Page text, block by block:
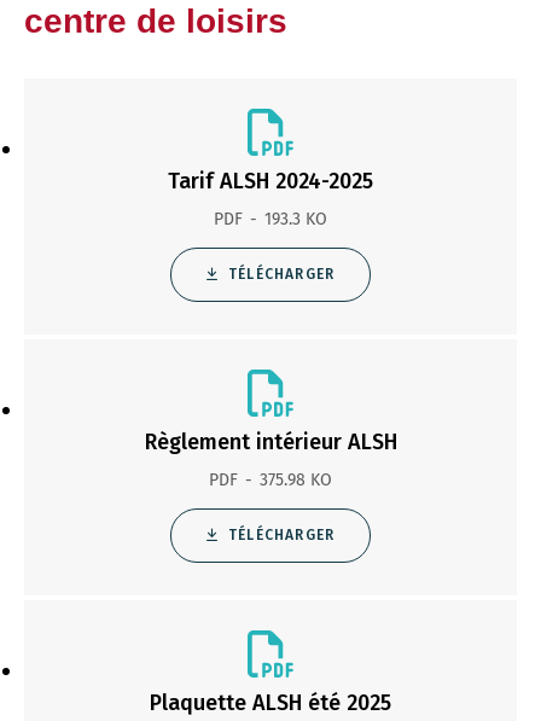
centre de loisirs
Tarif ALSH 2024-2025
PDF 193.3 KO
TÉLÉCHARGER
Règlement intérieur ALSH
PDF 375.98 KO
TÉLÉCHARGER
Plaquette ALSH été 2025